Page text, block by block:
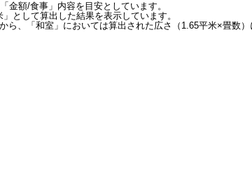
額/食事」内容を目安としています。
として算出した結果を表示しています。
、「和室」においては算出された広さ（1.65平米×畳数）